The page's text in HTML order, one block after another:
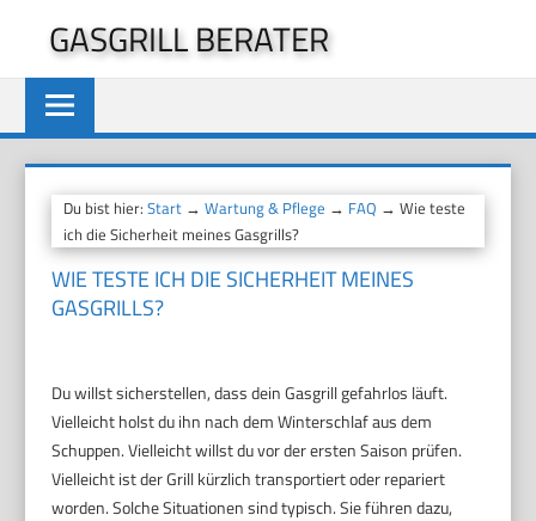
springen
GASGRILL BERATER
Du bist hier:Start →Wartung & Pflege → FAQ → Wie teste
ich die Sicherheit meines Gasgrills?
WIE TESTE ICH DIE SICHERHEIT MEINES
GASGRILLS?
Du willst sicherstellen, dass dein Gasgrill gefahrlos läuft.
Vielleicht holst du ihn nach dem Winterschlaf aus dem
Schuppen. Vielleicht willst du vor der ersten Saison prüfen.
Vielleicht ist der Grill kürzlich transportiert oder repariert
worden. Solche Situationen sind typisch. Sie führen dazu,